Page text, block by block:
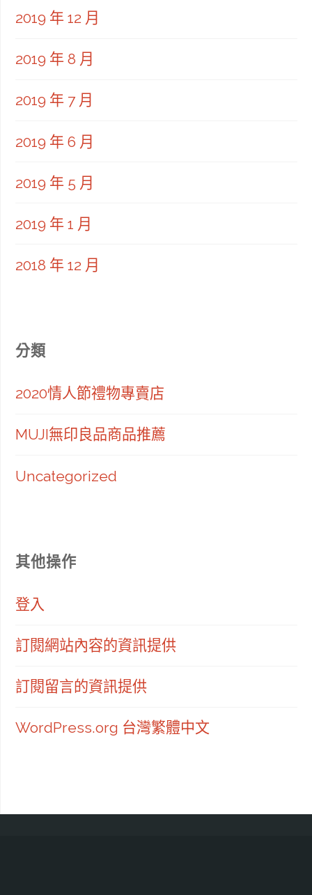
2019 年 12 月
2019 年 8 月
2019 年 7 月
2019 年 6 月
2019 年 5 月
2019 年 1 月
2018 年 12 月
分類
2020情人節禮物專賣店
MUJI無印良品商品推薦
Uncategorized
其他操作
登入
訂閱網站內容的資訊提供
訂閱留言的資訊提供
WordPress.org 台灣繁體中文